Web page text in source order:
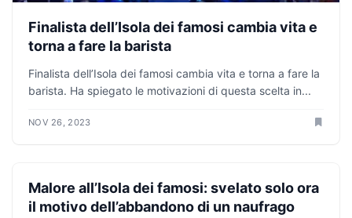
Finalista dell’Isola dei famosi cambia vita e
torna a fare la barista
Finalista dell’Isola dei famosi cambia vita e torna a fare la
barista. Ha spiegato le motivazioni di questa scelta in...
NOV 26, 2023
GOSSIP NEWS
Malore all’Isola dei famosi: svelato solo ora
il motivo dell’abbandono di un naufrago